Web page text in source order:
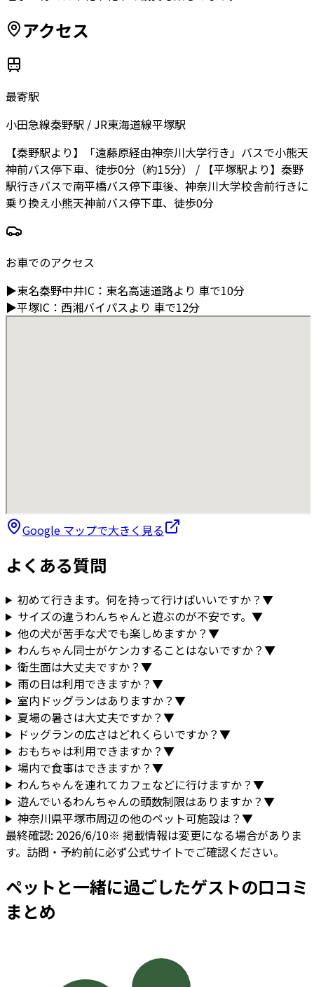
アクセス
最寄駅
小田急線秦野駅 / JR東海道線平塚駅
【秦野駅より】「遠藤原経由神奈川大学行き」バスで小熊天
神前バス停下車、徒歩0分（約15分） / 【平塚駅より】秦野
駅行きバスで南平橋バス停下車後、神奈川大学校舎前行きに
乗り換え小熊天神前バス停下車、徒歩0分
お車でのアクセス
▶東名秦野中井IC ： 東名高速道路より 車で10分
▶平塚IC ： 西湘バイパスより 車で12分
Google マップで大きく見る
よくある質問
初めて行きます。何を持って行けばいいですか？▼
サイズの違うわんちゃんと遊ぶのが不安です。 ▼
他の犬が苦手な犬でも楽しめますか？▼
わんちゃん同士がケンカすることはないですか？▼
衛生面は大丈夫ですか？▼
雨の日は利用できますか？▼
室内ドッグランはありますか？▼
夏場の暑さは大丈夫ですか？▼
ドッグランの広さはどれくらいですか？▼
おもちゃは利用できますか？▼
場内で食事はできますか？▼
わんちゃんを連れてカフェなどに行けますか？▼
遊んでいるわんちゃんの頭数制限はありますか？▼
神奈川県平塚市周辺の他のペット可施設は？▼
最終確認: 2026/6/10※ 掲載情報は変更になる場合がありま
す。訪問・予約前に必ず公式サイトでご確認ください。
ペットと一緒に過ごしたゲストの口コミ
まとめ